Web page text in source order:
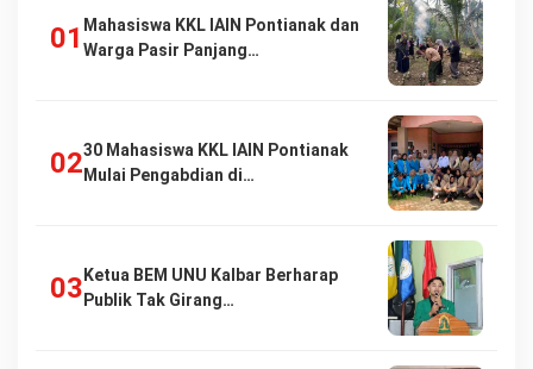
Mahasiswa KKL IAIN Pontianak dan
Warga Pasir Panjang…
30 Mahasiswa KKL IAIN Pontianak
Mulai Pengabdian di…
Ketua BEM UNU Kalbar Berharap
Publik Tak Girang…